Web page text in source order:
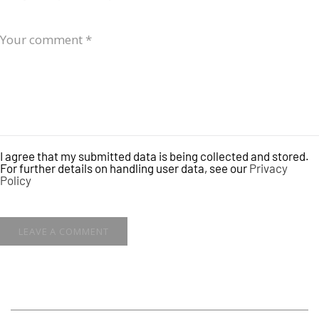
I agree that my submitted data is being collected and stored.
For further details on handling user data, see our Privacy
Policy